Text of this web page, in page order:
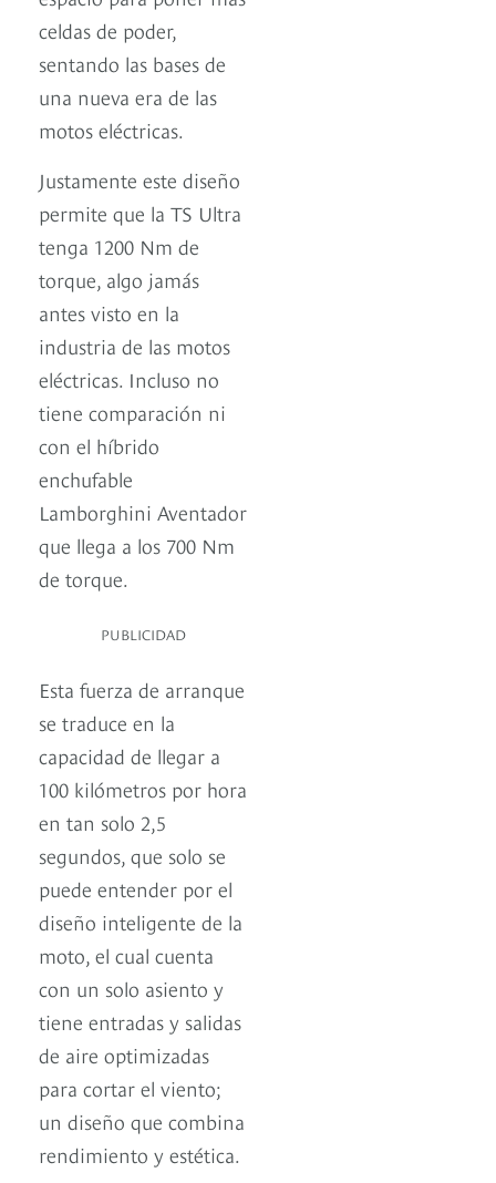
celdas de poder,
sentando las bases de
una nueva era de las
motos eléctricas.
Justamente este diseño
permite que la TS Ultra
tenga 1200 Nm de
torque, algo jamás
antes visto en la
industria de las motos
eléctricas. Incluso no
tiene comparación ni
con el híbrido
enchufable
Lamborghini Aventador
que llega a los 700 Nm
de torque.
PUBLICIDAD
Esta fuerza de arranque
se traduce en la
capacidad de llegar a
100 kilómetros por hora
en tan solo 2,5
segundos, que solo se
puede entender por el
diseño inteligente de la
moto, el cual cuenta
con un solo asiento y
tiene entradas y salidas
de aire optimizadas
para cortar el viento;
un diseño que combina
rendimiento y estética.